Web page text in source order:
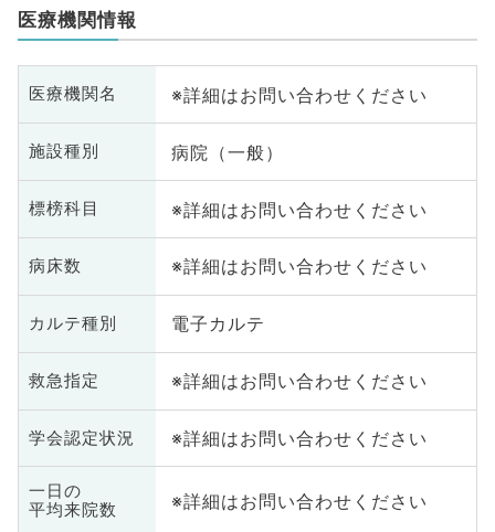
医療機関情報
医療機関名 ※詳細はお問い合わせください
施設種別 病院（一般）
標榜科目 ※詳細はお問い合わせください
病床数 ※詳細はお問い合わせください
カルテ種別 電子カルテ
救急指定 ※詳細はお問い合わせください
学会認定状況 ※詳細はお問い合わせください
一日の
平均来院数
※詳細はお問い合わせください